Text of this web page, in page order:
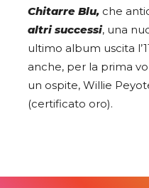
Chitarre Blu, che
altri successi, una
ultimo album uscita
anche, per la prima
un ospite, Willie
(certificato oro).